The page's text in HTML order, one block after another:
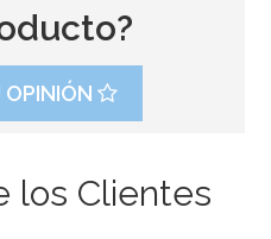
los Clientes